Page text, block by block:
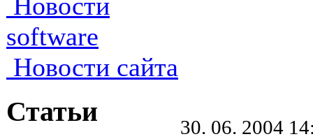
Новости
software
Новости сайта
Статьи
30. 06. 2004